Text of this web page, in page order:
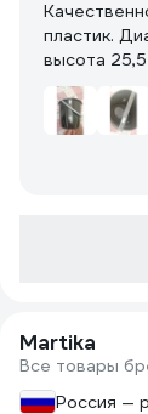
пластик.
высота
Martika
Все товары
Россия —